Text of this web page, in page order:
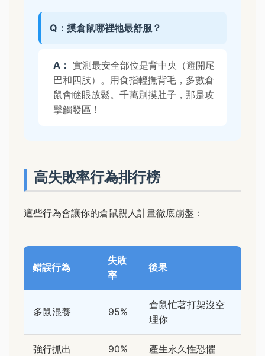
Q：摸倉鼠哪裡牠最舒服？
A： 實測最安全部位是背中央（避開尾
巴和四肢）。用食指輕撫背毛，多數倉
鼠會瞇眼放鬆。千萬別摸肚子，那是攻
擊觸發區！
高失敗率行為排行榜
這些行為會讓你的倉鼠親人計畫徹底崩盤：
錯誤行為
失敗
率
後果
多鼠混養 95%
倉鼠忙著打架沒空
理你
強行抓出 90% 產生永久性恐懼